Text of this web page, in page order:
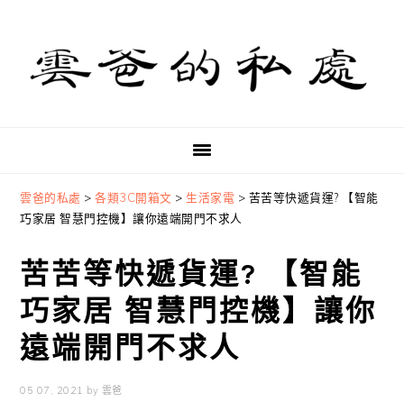
primary
navigation
content
primary
sidebar
雲爸的私處 >各類3C開箱文 > 生活家電 > 苦苦等快遞貨運? 【智能
巧家居 智慧門控機】讓你遠端開門不求人
苦苦等快遞貨運? 【智能
巧家居 智慧門控機】讓你
遠端開門不求人
05 07, 2021 by 雲爸